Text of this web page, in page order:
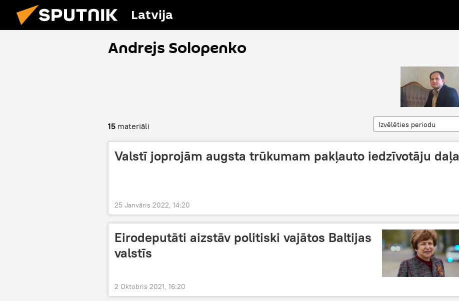
Latvija
Andrejs Solopenko
15 materiāli Izvēlēties periodu
Valstī joprojām augsta trūkumam pakļauto iedzīvotāju daļa
25 Janvāris 2022, 14:20
Eirodeputāti aizstāv politiski vajātos Baltijas
valstīs
2 Oktobris 2021, 16:20